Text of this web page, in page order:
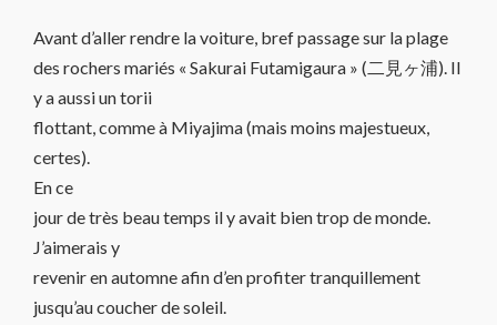
Avant d’aller rendre la voiture, bref passage sur la plage
des rochers mariés « Sakurai Futamigaura » (二見ヶ浦). Il
y a aussi un torii
flottant, comme à Miyajima (mais moins majestueux,
certes).
En ce
jour de très beau temps il y avait bien trop de monde.
J’aimerais y
revenir en automne afin d’en profiter tranquillement
jusqu’au coucher de soleil.